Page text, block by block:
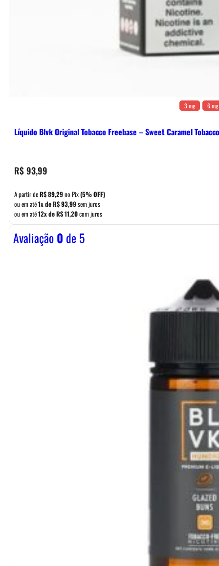
3 mg 6 mg
Líquido Blvk Original Tobacco Freebase – Sweet Caramel Tobacco
R$93,99
A partir deR$89,29no Pix(5% OFF)
ou em até1x deR$93,99sem juros
ou em até12x deR$11,20com juros
Avaliação0 de 5